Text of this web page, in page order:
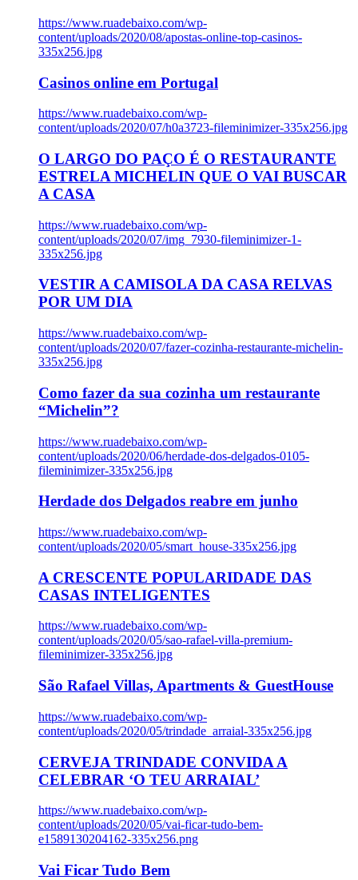
https://www.ruadebaixo.com/wp-
content/uploads/2020/08/apostas-online-top-casinos-
335x256.jpg
Casinos online em Portugal
https://www.ruadebaixo.com/wp-
content/uploads/2020/07/h0a3723-fileminimizer-335x256.jpg
O LARGO DO PAÇO É O RESTAURANTE
ESTRELA MICHELIN QUE O VAI BUSCAR
A CASA
https://www.ruadebaixo.com/wp-
content/uploads/2020/07/img_7930-fileminimizer-1-
335x256.jpg
VESTIR A CAMISOLA DA CASA RELVAS
POR UM DIA
https://www.ruadebaixo.com/wp-
content/uploads/2020/07/fazer-cozinha-restaurante-michelin-
335x256.jpg
Como fazer da sua cozinha um restaurante
“Michelin”?
https://www.ruadebaixo.com/wp-
content/uploads/2020/06/herdade-dos-delgados-0105-
fileminimizer-335x256.jpg
Herdade dos Delgados reabre em junho
https://www.ruadebaixo.com/wp-
content/uploads/2020/05/smart_house-335x256.jpg
A CRESCENTE POPULARIDADE DAS
CASAS INTELIGENTES
https://www.ruadebaixo.com/wp-
content/uploads/2020/05/sao-rafael-villa-premium-
fileminimizer-335x256.jpg
São Rafael Villas, Apartments & GuestHouse
https://www.ruadebaixo.com/wp-
content/uploads/2020/05/trindade_arraial-335x256.jpg
CERVEJA TRINDADE CONVIDA A
CELEBRAR ‘O TEU ARRAIAL’
https://www.ruadebaixo.com/wp-
content/uploads/2020/05/vai-ficar-tudo-bem-
e1589130204162-335x256.png
Vai Ficar Tudo Bem